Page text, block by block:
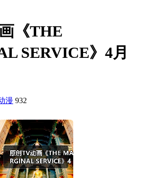
《THE
SERVICE》4月
漫 932